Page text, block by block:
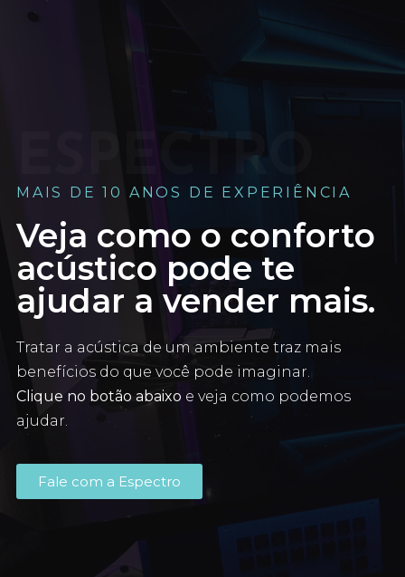
ESPECTRO
MAIS DE 10 ANOS DE EXPERIÊNCIA
Veja como o conforto
acústico pode te
ajudar a vender mais.
Tratar a acústica de um ambiente traz mais
benefícios do que você pode imaginar.
Clique no botão abaixo e veja como podemos
ajudar.
Fale com a Espectro